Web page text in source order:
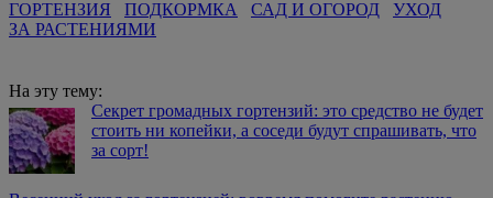
ГОРТЕНЗИЯ ПОДКОРМКА САД И ОГОРОД
УХОД
ЗА РАСТЕНИЯМИ
На эту тему:
Секрет громадных гортензий: это средство не будет
стоить ни копейки, а соседи будут спрашивать, что
за сорт!